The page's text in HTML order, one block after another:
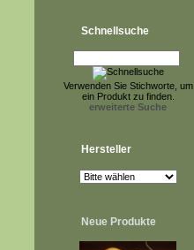
Schnellsuche
Verwenden Sie Stichworte, um
ein Produkt zu finden.
erweiterte Suche
Hersteller
Neue Produkte